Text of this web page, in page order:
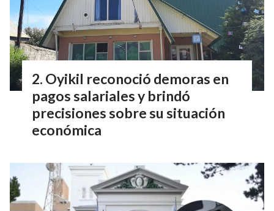
Oyikil reconoció demoras en
pagos salariales y brindó
precisiones sobre su situación
económica